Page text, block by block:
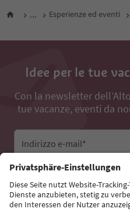
... Esperienze ed eventi
Idee per le tue
Con la newsletter
tue vacanze, eventi da
Indirizzo e-mail*
Iscriviti